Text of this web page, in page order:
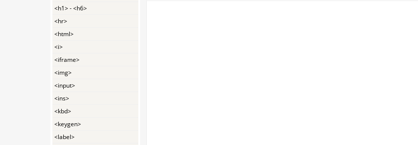
<h1> - <h6>
<hr>
<html>
<i>
<iframe>
<img>
<input>
<ins>
<kbd>
<keygen>
<label>